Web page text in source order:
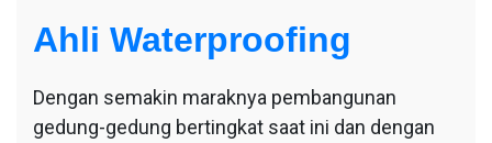
Ahli Waterproofing
Dengan semakin maraknya pembangunan
gedung-gedung bertingkat saat ini dan dengan